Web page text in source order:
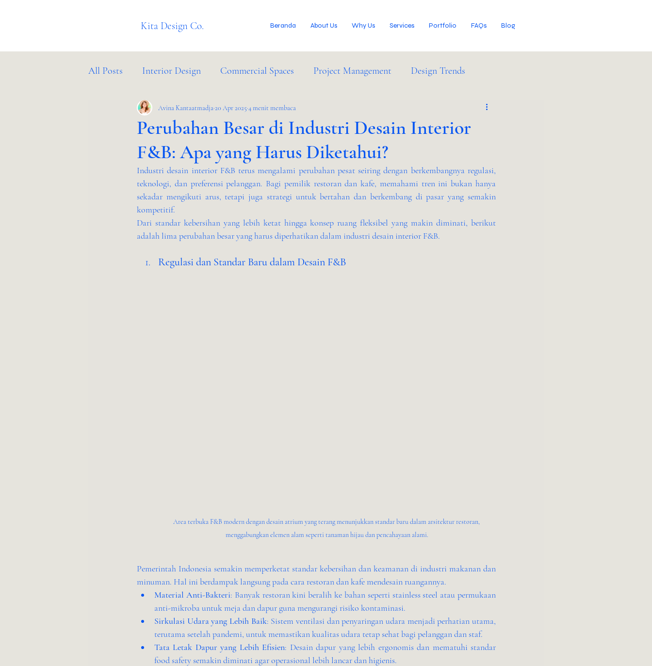
Kita Design Co. Beranda About Us Why Us Services Portfolio FAQs Blog
All Posts Interior Design Commercial Spaces Project Management Design Trends
Client Success Stories BIM Services Industry News
Perubahan Besar di Industri Desain Interior
F&B: Apa yang Harus Diketahui?
Avina Kantaatmadja20 Apr 2025 4 menit membaca
Industri desain interior F&B terus mengalami perubahan pesat seiring dengan berkembangnya regulasi,
teknologi, dan preferensi pelanggan. Bagi pemilik restoran dan kafe, memahami tren ini bukan hanya
sekadar mengikuti arus, tetapi juga strategi untuk bertahan dan berkembang di pasar yang semakin
kompetitif.
Dari standar kebersihan yang lebih ketat hingga konsep ruang fleksibel yang makin diminati, berikut
adalah lima perubahan besar yang harus diperhatikan dalam industri desain interior F&B.
Regulasi dan Standar Baru dalam Desain F&B
Area terbuka F&B modern dengan desain atrium yang terang menunjukkan standar baru dalam arsitektur restoran,
menggabungkan elemen alam seperti tanaman hijau dan pencahayaan alami.
Pemerintah Indonesia semakin memperketat standar kebersihan dan keamanan di industri makanan dan
minuman. Hal ini berdampak langsung pada cara restoran dan kafe mendesain ruangannya.
Material Anti-Bakteri: Banyak restoran kini beralih ke bahan seperti stainless steel atau permukaan
anti-mikroba untuk meja dan dapur guna mengurangi risiko kontaminasi.
Sirkulasi Udara yang Lebih Baik: Sistem ventilasi dan penyaringan udara menjadi perhatian utama,
terutama setelah pandemi, untuk memastikan kualitas udara tetap sehat bagi pelanggan dan staf.
Tata Letak Dapur yang Lebih Efisien: Desain dapur yang lebih ergonomis dan mematuhi standar
food safety semakin diminati agar operasional lebih lancar dan higienis.